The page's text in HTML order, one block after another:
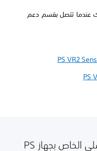
عندما تتصل بقسم دعم
كيفية العثور على الرقم التسلسلي الخاص بجهاز PS